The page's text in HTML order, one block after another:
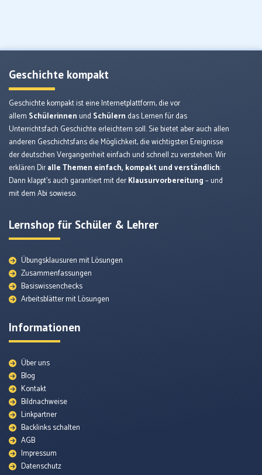
Geschichte kompakt
Geschichte kompakt ist eine Internetplattform, die vor
allem Schülerinnen und Schülern das Lernen für das
Unterrichtsfach Geschichte erleichtern soll. Sie bietet aber auch allen
anderen Geschichtsfans die Möglichkeit, die wichtigsten Ereignisse
der deutschen Vergangenheit einfach und schnell zu verstehen. Wir
erklären Diralle Themen einfach, kompakt und verständlich:
Dann klappt’s auch garantiert mit derKlausurvorbereitung– und
mit dem Abi sowieso.
Lernshop für Schüler & Lehrer
Übungsklausuren mit Lösungen
Zusammenfassungen
Basiswissenchecks
Arbeitsblätter mit Lösungen
Informationen
Über uns
Blog
Kontakt
Bildnachweise
Linkpartner
Backlinks schalten
AGB
Impressum
Datenschutz